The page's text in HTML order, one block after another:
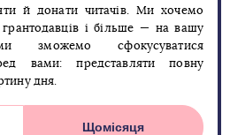
й донати читачів. Ми хочемо
і більше — на вашу
зможемо сфокусуватися
вами: представляти повну
дня.
Щомісяця